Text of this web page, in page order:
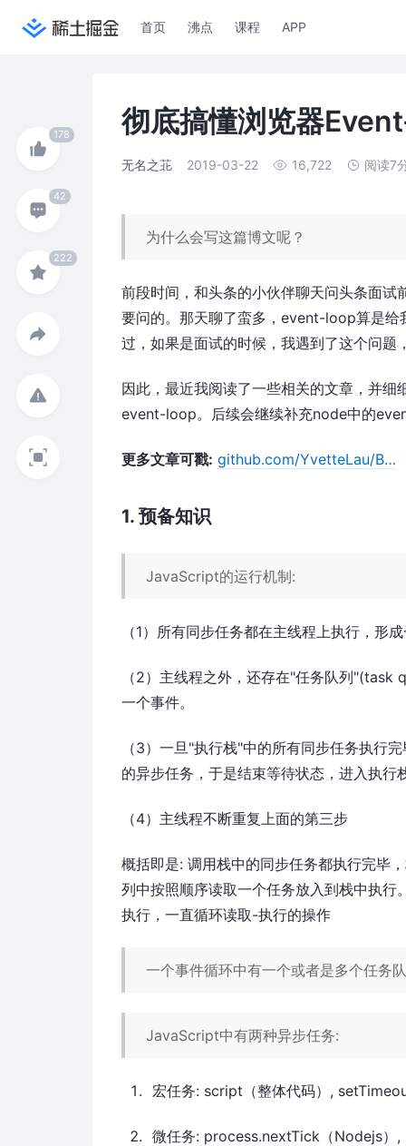
首页 沸点 课程 APP
彻底搞懂浏览器
无名之苝 2019-03-22 16,722 阅读7
为什么会写这篇博文呢？
前段时间，和头条的小伙伴聊天问头条面
要问的。那天聊了蛮多，event-loop算是给
过，如果是面试的时候，我遇到了这个问题
因此，最近我阅读了一些相关的文章，并
event-loop。后续会继续补充node中的
更多文章可戳: github.com/YvetteLau/B…
1. 预备知识
JavaScript的运行机制:
（1）所有同步任务都在主线程上执行，
（2）主线程之外，还存在"任务队列
一个事件。
（3）一旦"执行栈"中的所有同步任务执行
的异步任务，于是结束等待状态，进入执行
（4）主线程不断重复上面的第三步
概括即是: 调用栈中的同步任务都执行完毕
列中按照顺序读取一个任务放入到栈中执
执行，一直循环读取-执行的操作
一个事件循环中有一个或者是多个任务
JavaScript中有两种异步任务:
宏任务: script（整体代码）,
微任务: process.nextTick（Nodejs